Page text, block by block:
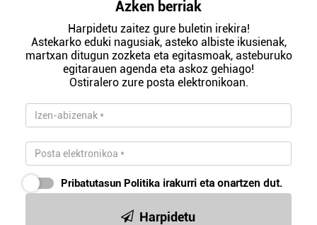
Azken berriak
Harpidetu zaitez gure buletin irekira!
Astekarko eduki nagusiak, asteko albiste ikusienak,
martxan ditugun zozketa eta egitasmoak, asteburuko
egitarauen agenda eta askoz gehiago!
Ostiralero zure posta elektronikoan.
Pribatutasun Politika irakurri eta onartzen dut.
Harpidetu